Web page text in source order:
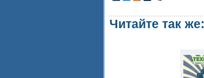
Читайте так же: